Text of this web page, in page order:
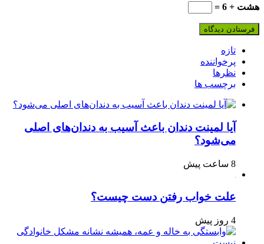
هشت + 6 =
تازه
پرخواننده
نظرها
برچسب ها
آیا لمینت دندان باعث آسیب به دندان‌های اصلی
می‌شود؟
8 ساعت پیش
علت خواب رفتن دست چیست؟
4 روز پیش